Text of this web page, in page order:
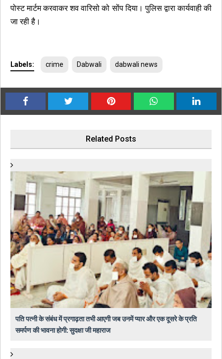
पोस्ट मार्टम करवाकर शव वारिसो को सोंप दिया। पुलिस द्वारा कार्यवाही की
जा रही है।
Labels: crime Dabwali dabwali news
Related Posts
पति पत्नी के संबंध में प्रगाढ़ता तभी आएगी जब उनमें प्यार और एक दूसरे के प्रति
समर्पण की भावना होगी: सुदक्षा जी महाराज